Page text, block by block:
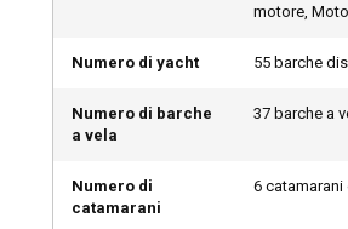
motore,
Numero di yacht 55 barche
Numero di barche
a vela
37 barche a
Numero di
catamarani
6